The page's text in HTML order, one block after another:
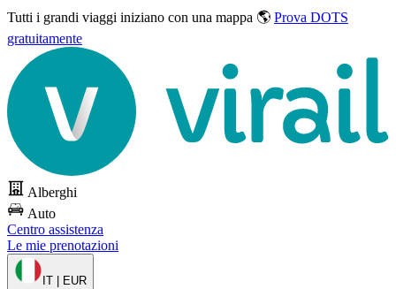
Tutti i grandi viaggi iniziano con una mappa 🌎 Prova DOTS
gratuitamente
Alberghi
Auto
Centro assistenza
Le mie prenotazioni
IT | EUR